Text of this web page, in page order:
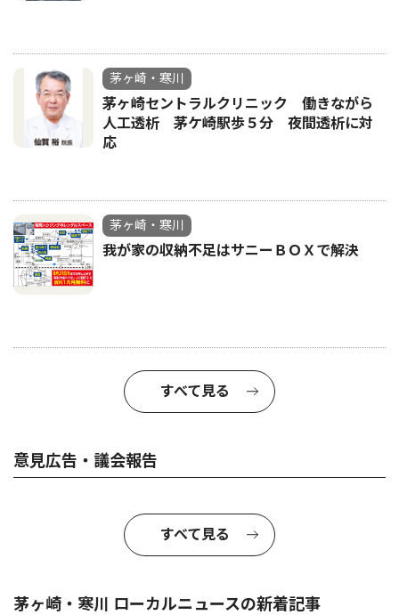
茅ヶ崎・寒川
茅ヶ崎セントラルクリニック 働きながら
人工透析 茅ケ崎駅歩５分 夜間透析に対
応
茅ヶ崎・寒川
我が家の収納不足はサニーＢＯＸで解決
すべて見る
意見広告・議会報告
すべて見る
茅ヶ崎・寒川 ローカルニュースの新着記事